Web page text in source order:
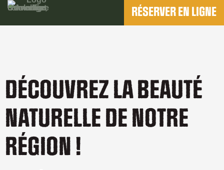
Aller
RÉSERVER EN LIGNE
DÉCOUVREZ LA BEAUTÉ
NATURELLE DE NOTRE
RÉGION !